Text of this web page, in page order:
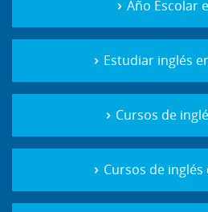
Año Escolar
Estudiar inglés
Cursos de
Cursos de